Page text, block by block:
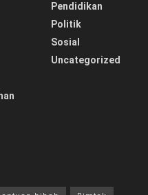
Pendidikan
Politik
Sosial
Uncategorized